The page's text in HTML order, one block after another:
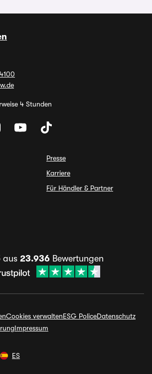
4 Stunden
Presse
Karriere
Für Händler & Partner
aus 23.936 Bewertungen
Cookies verwaltenESG PoliceDatenschutz
Impressum
ES